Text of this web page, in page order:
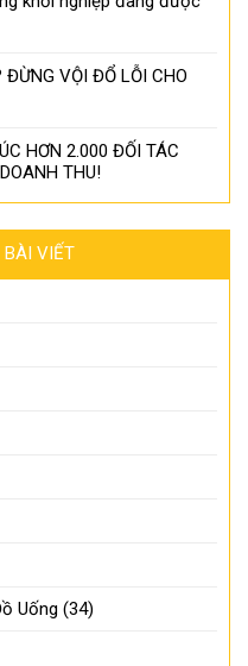
ĐỪNG VỘI ĐỔ LỖI CHO
HƠN 2.000 ĐỐI TÁC
THU!
BÀI VIẾT
Uống (34)